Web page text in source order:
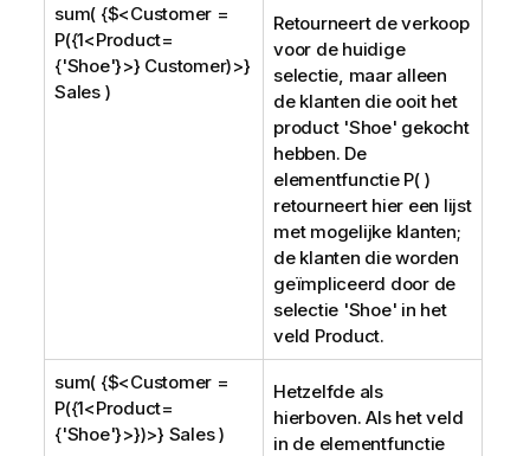
sum( {$<Customer =
P({1<Product=
{'Shoe'}>} Customer)>}
Sales )
Retourneert de verkoop
voor de huidige
selectie, maar alleen
de klanten die ooit het
product 'Shoe' gekocht
hebben. De
elementfunctie P( )
retourneert hier een lijst
met mogelijke klanten;
de klanten die worden
geïmpliceerd door de
selectie 'Shoe' in het
veld Product.
sum( {$<Customer =
P({1<Product=
{'Shoe'}>})>} Sales )
Hetzelfde als
hierboven. Als het veld
in de elementfunctie